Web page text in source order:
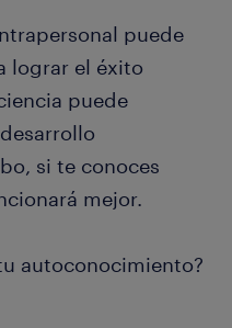
puede
lograr el éxito
puede
si te conoces
mejor.
autoconocimiento?